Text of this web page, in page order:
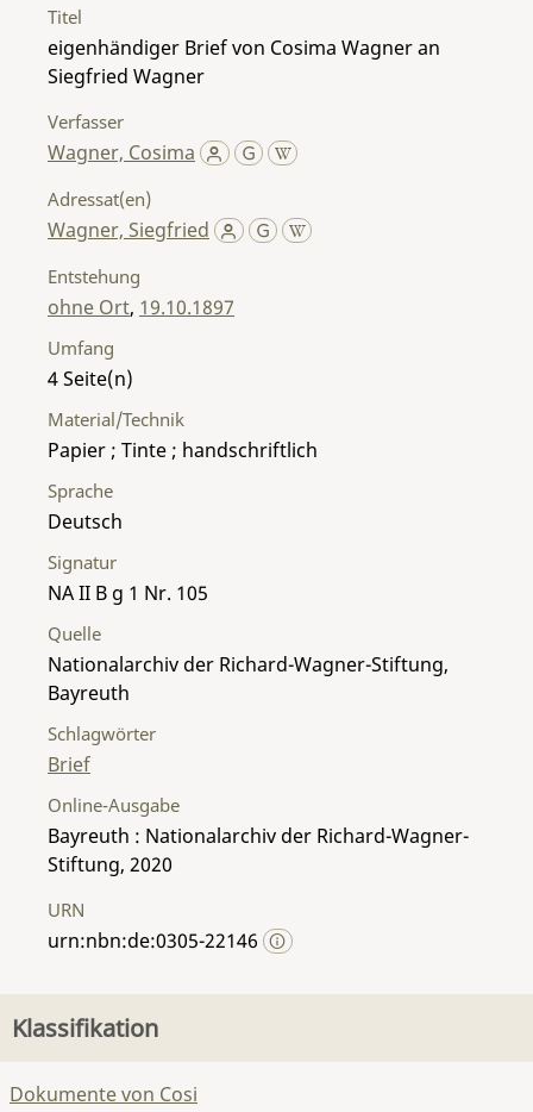
Titel
eigenhändiger Brief von Cosima Wagner an
Siegfried Wagner
Verfasser
Wagner, Cosima
Adressat(en)
Wagner, Siegfried
Entstehung
ohne Ort, 19.10.1897
Umfang
4
Material/Technik
Papier ; Tinte ; handschriftlich
Sprache
Deutsch
Signatur
NA II B g 1 Nr. 105
Quelle
Nationalarchiv der Richard-Wagner-Stiftung,
Bayreuth
Schlagwörter
Brief
Online-Ausgabe
Bayreuth : Nationalarchiv der Richard-Wagner-
Stiftung, 2020
URN
urn:nbn:de:0305-22146
Klassifikation
Dokumente von Cosi